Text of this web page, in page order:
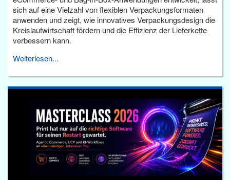
sich auf eine Vielzahl von flexiblen Verpackungsformaten
anwenden und zeigt, wie innovatives Verpackungsdesign die
Kreislaufwirtschaft fördern und die Effizienz der Lieferkette
verbessern kann.
Weiterlesen...